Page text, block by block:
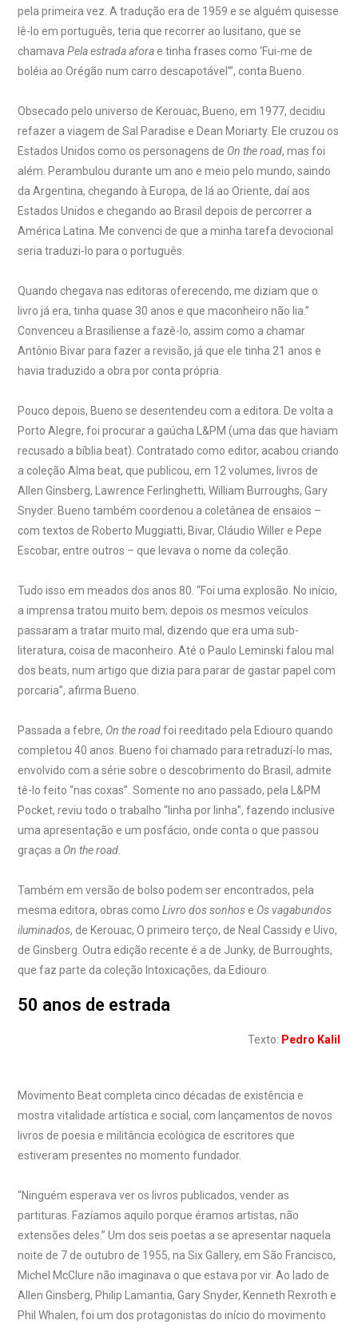
pela primeira vez. A tradução era de 1959 e se alguém quisesse
lê-lo em português, teria que recorrer ao lusitano, que se
chamava Pela estrada aforae tinha frases como ‘Fui-me de
boléia ao Orégão num carro descapotável'”, conta Bueno.
Obsecado pelo universo de Kerouac, Bueno, em 1977, decidiu
refazer a viagem de Sal Paradise e Dean Moriarty. Ele cruzou os
Estados Unidos como os personagens de On the road, mas foi
além. Perambulou durante um ano e meio pelo mundo, saindo
da Argentina, chegando à Europa, de lá ao Oriente, daí aos
Estados Unidos e chegando ao Brasil depois de percorrer a
América Latina. Me convenci de que a minha tarefa devocional
seria traduzi-lo para o português.
Quando chegava nas editoras oferecendo, me diziam que o
livro já era, tinha quase 30 anos e que maconheiro não lia.”
Convenceu a Brasiliense a fazê-lo, assim como a chamar
Antônio Bivar para fazer a revisão, já que ele tinha 21 anos e
havia traduzido a obra por conta própria.
Pouco depois, Bueno se desentendeu com a editora. De volta a
Porto Alegre, foi procurar a gaúcha L&PM (uma das que haviam
recusado a bíblia beat). Contratado como editor, acabou criando
a coleção Alma beat, que publicou, em 12 volumes, livros de
Allen Ginsberg, Lawrence Ferlinghetti, William Burroughs, Gary
Snyder. Bueno também coordenou a coletânea de ensaios –
com textos de Roberto Muggiatti, Bivar, Cláudio Willer e Pepe
Escobar, entre outros – que levava o nome da coleção.
Tudo isso em meados dos anos 80. “Foi uma explosão. No início,
a imprensa tratou muito bem; depois os mesmos veículos
passaram a tratar muito mal, dizendo que era uma sub-
literatura, coisa de maconheiro. Até o Paulo Leminski falou mal
dos beats, num artigo que dizia para parar de gastar papel com
porcaria”, afirma Bueno.
Passada a febre, On the roadfoi reeditado pela Ediouro quando
completou 40 anos. Bueno foi chamado para retraduzí-lo mas,
envolvido com a série sobre o descobrimento do Brasil, admite
tê-lo feito “nas coxas”. Somente no ano passado, pela L&PM
Pocket, reviu todo o trabalho “linha por linha”, fazendo inclusive
uma apresentação e um posfácio, onde conta o que passou
graças a On the road
Também em versão de bolso podem ser encontrados, pela
mesma editora, obras como Livro dos sonhose Os vagabundos
iluminados, de Kerouac, O primeiro terço, de Neal Cassidy e Uivo,
de Ginsberg. Outra edição recente é a de Junky, de Burroughts,
que faz parte da coleção Intoxicações, da Ediouro.
50 anos de estrada
Texto: Pedro Kalil
Movimento Beat completa cinco décadas de existência e
mostra vitalidade artística e social, com lançamentos de novos
livros de poesia e militância ecológica de escritores que
estiveram presentes no momento fundador.
“Ninguém esperava ver os livros publicados, vender as
partituras. Fazíamos aquilo porque éramos artistas, não
extensões deles.” Um dos seis poetas a se apresentar naquela
noite de 7 de outubro de 1955, na Six Gallery, em São Francisco,
Michel McClure não imaginava o que estava por vir. Ao lado de
Allen Ginsberg, Philip Lamantia, Gary Snyder, Kenneth Rexroth e
Phil Whalen, foi um dos protagonistas do início do movimento